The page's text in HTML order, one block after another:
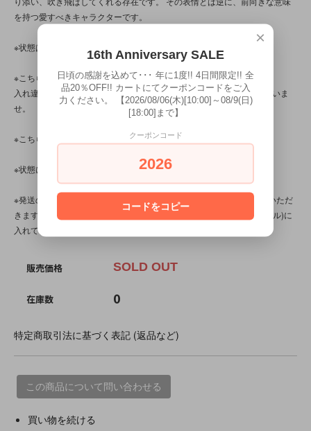
を持つ愛すべきキャラクターです。
※状態は、8枚の写真と併せてご確認ください。
※こちらの商品は店頭でも販売しています。
入れ違いで完売してしまう場合がございます。その際はご容赦くださいま
せ。
※こちらの商品は、中古・ヴィンテージ品です。
※状態について気になる点は、お気軽にお問い合わせくださいませ。
※発送の際、ぬいぐるみはプチプチ(エアパッキン/緩衝材)を省かせていただ
きます。透明袋(OPP袋)に本体を入れ、紙袋(場合によってはダンボール)に
入れてお送りいたします。
販売価格 SOLD OUT
在庫数 0
特定商取引法に基づく表記 (返品など)
この商品について問い合わせる
買い物を続ける
×
16th Anniversary SALE
日頃の感謝を込めて･･･ 年に1度!! 4日間限定!! 全
品20％OFF!! カートにてクーポンコードをご入
力ください。 【2026/08/06(木)[10:00]～08/9(日)
[18:00]まで】
クーポンコード
2026
コードをコピー